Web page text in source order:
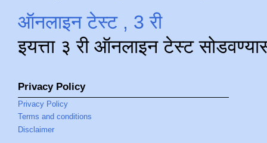
ऑनलाइन टेस्ट , 3 री
इयत्ता ३ री ऑनलाइन टेस्ट
Privacy Policy
Privacy Policy
Terms and conditions
Disclaimer